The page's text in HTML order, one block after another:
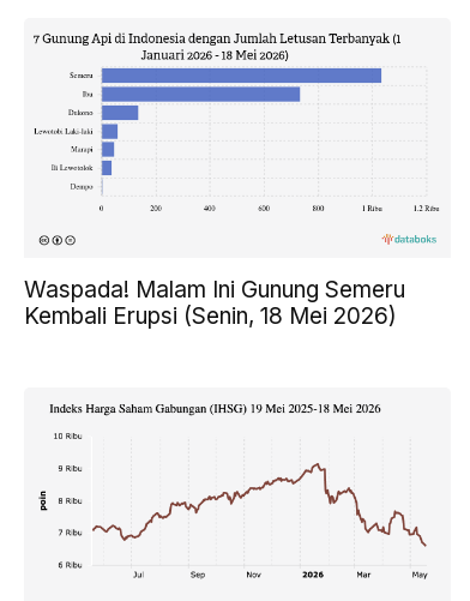
Waspada! Malam Ini Gunung Semeru
Kembali Erupsi (Senin, 18 Mei 2026)